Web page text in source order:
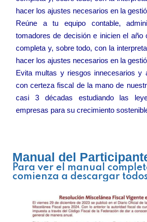
hacer los ajustes necesarios en la
Reúne a tu equipo contable,
tomadores de decisión e inicien el año
completa y, sobre todo, con la
hacer los ajustes necesarios en la
Evita multas y riesgos innecesarios y
con certeza fiscal de la mano de
casi 3 décadas estudiando las
empresas para su crecimiento
Manual del
Para ver el manual
comienza a descargar